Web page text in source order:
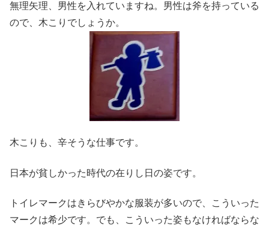
無理矢理、男性を入れていますね。男性は斧を持っている
ので、木こりでしょうか。
木こりも、辛そうな仕事です。
日本が貧しかった時代の在りし日の姿です。
トイレマークはきらびやかな服装が多いので、こういった
マークは希少です。でも、こういった姿もなければならな